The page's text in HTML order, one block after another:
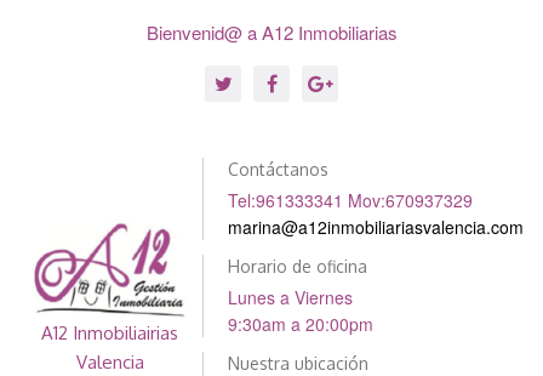
Bienvenid@ a A12 Inmobiliarias
A12 Inmobiliairias
Valencia
Contáctanos
Tel:961333341 Mov:670937329
marina@a12inmobiliariasvalencia.com
Horario de oficina
Lunes a Viernes
9:30am a 20:00pm
Nuestra ubicación